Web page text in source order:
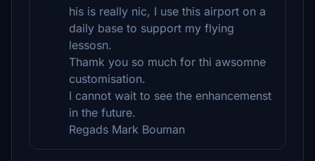
his is really nic, I use this airport on a
daily base to support my flying
lessosn.
Thamk you so much for thi awsomne
customisation.
I cannot wait to see the enhancemenst
in the future.
Regads Mark Bouman